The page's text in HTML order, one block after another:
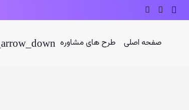
صفحه اصلی طرح های مشاوره